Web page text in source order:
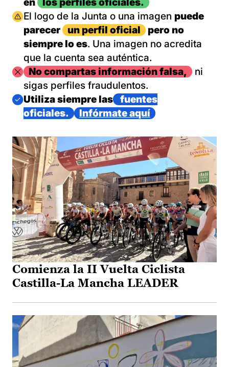
en
los perfiles oficiales.
Imagen
El logo de la Junta o una imagen puede
parecer
un perfil oficial
pero no
siempre lo es. Una imagen no acredita
que la cuenta sea auténtica.
ImagenNo compartas información falsa,
ni
sigas perfiles fraudulentos.
Imagen
Utiliza siempre las
fuentes
oficiales.
Infórmate aquí
Comienza la II Vuelta Ciclista
Castilla-La Mancha LEADER